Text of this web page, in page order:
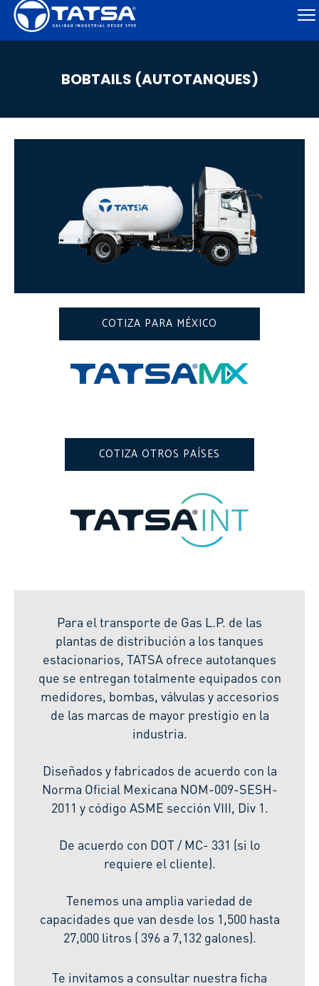
BOBTAILS (AUTOTANQUES)
COTIZA PARA MÉXICO
COTIZA OTROS PAÍSES
Para el transporte de Gas L.P. de las
plantas de distribución a los tanques
estacionarios, TATSA ofrece autotanques
que se entregan totalmente equipados con
medidores, bombas, válvulas y accesorios
de las marcas de mayor prestigio en la
industria.
Diseñados y fabricados de acuerdo con la
Norma Oficial Mexicana NOM-009-SESH-
2011 y código ASME sección VIII, Div 1.
De acuerdo con DOT / MC- 331 (si lo
requiere el cliente).
Tenemos una amplia variedad de
capacidades que van desde los 1,500 hasta
27,000 litros ( 396 a 7,132 galones).
Te invitamos a consultar nuestra ficha